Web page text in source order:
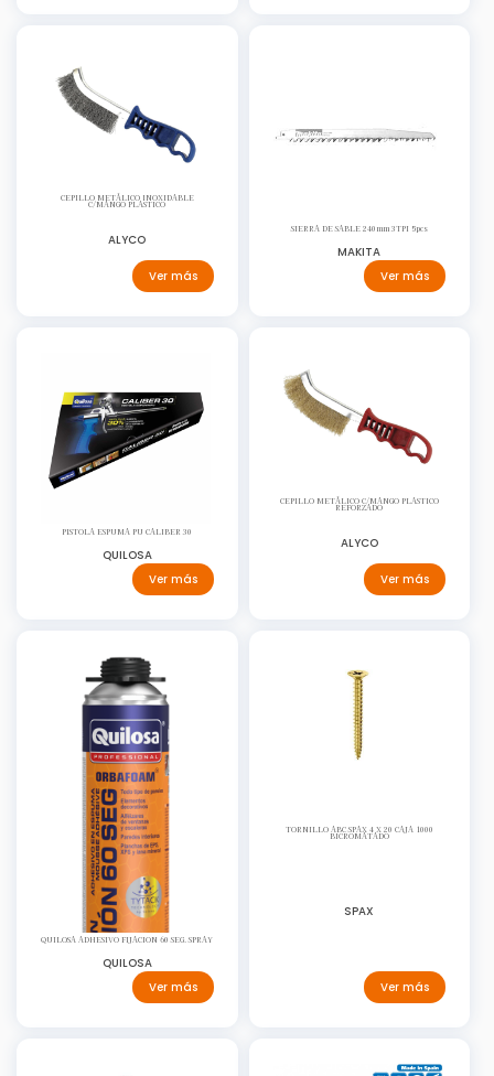
CEPILLO METÁLICO INOXIDABLE
C/MANGO PLASTICO
ALYCO
Ver más
SIERRA DE SABLE 240mm 3TPI 5pcs
MAKITA
Ver más
PISTOLA ESPUMA PU CALIBER 30
QUILOSA
Ver más
CEPILLO METÁLICO C/MANGO PLASTICO
REFORZADO
ALYCO
Ver más
QUILOSA ADHESIVO FIJACION 60 SEG. SPRAY
QUILOSA
Ver más
TORNILLO ABC SPAX 4 X 20 CAJA 1000
BICROMATADO
SPAX
Ver más